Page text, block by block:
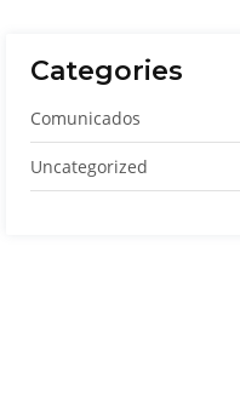
Categories
Comunicados
Uncategorized